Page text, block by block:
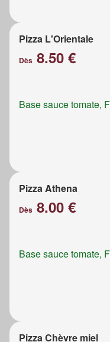
Pizza L'Orientale
Dès 8.50 €
Base sauce tomate,
Pizza Athena
Dès 8.00 €
Base sauce tomate,
Pizza Chèvre miel